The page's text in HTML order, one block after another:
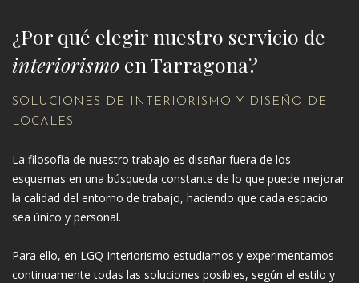
¿Por qué elegir nuestro servicio de
interiorismo en Tarragona?
SOLUCIONES DE INTERIORISMO Y DISEÑO DE
LOCALES
La filosofía de nuestro trabajo es diseñar fuera de los
esquemas en una búsqueda constante de lo que puede mejorar
la calidad del entorno de trabajo, haciendo que cada espacio
sea único y personal.
Para ello, en LGQ Interiorismo estudiamos y experimentamos
continuamente todas las soluciones posibles, según el estilo y